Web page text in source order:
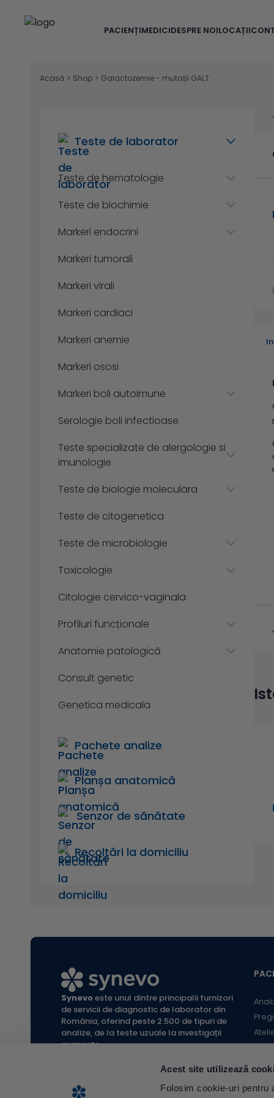
Acest site utilizează
Folosim cookie-uri pentru
PACIENȚIMEDICIDESPRE NOILOCAȚII
Acasă > Shop > Galactozemie - mutații GALT
Teste de laborator
Teste de hematologie
Teste de biochimie
Markeri endocrini
Markeri tumorali
Markeri virali
Markeri cardiaci
Markeri anemie
Markeri ososi
Markeri boli autoimune
Serologie boli infectioase
Teste specializate de alergologie si
imunologie
Teste de biologie moleculara
Teste de citogenetica
Teste de microbiologie
Toxicologie
Citologie cervico-vaginala
Profiluri funcționale
Anatomie patologică
Consult genetic
Genetica medicala
Pachete analize
Planșa anatomică
Senzor de sănătate
Recoltări la domiciliu
Synevoeste unul dintre principalii furnizori
de servicii de diagnostic de laborator din
România, oferind peste 2.500 de tipuri de
analize, de la teste uzuale la investigații
avansate.
Termeni și condiții website |
Locații